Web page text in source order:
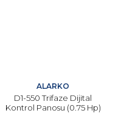
ALARKO
D1-550 Trifaze Dijital
Kontrol Panosu (0.75 Hp)